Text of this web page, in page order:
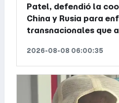
Patel, defendió la
China y Rusia para
transnacionales que
2026-08-08 06:00:35